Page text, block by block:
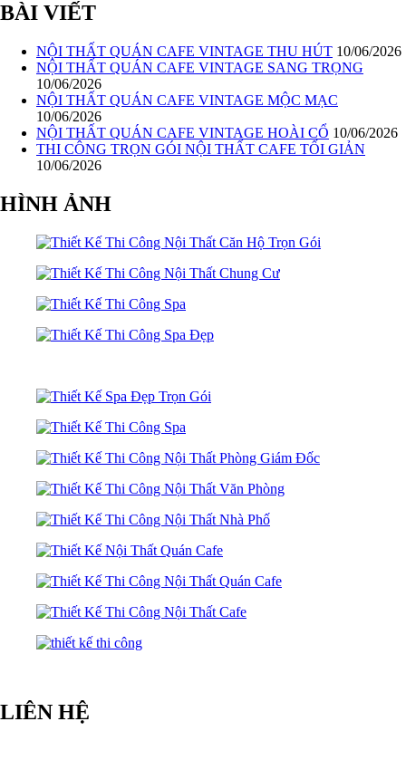
BÀI VIẾT
NỘI THẤT QUÁN CAFE VINTAGE THU HÚT 10/06/2026
NỘI THẤT QUÁN CAFE VINTAGE SANG TRỌNG
10/06/2026
NỘI THẤT QUÁN CAFE VINTAGE MỘC MẠC
10/06/2026
NỘI THẤT QUÁN CAFE VINTAGE HOÀI CỔ 10/06/2026
THI CÔNG TRỌN GÓI NỘI THẤT CAFE TỐI GIẢN
10/06/2026
HÌNH ẢNH
LIÊN HỆ